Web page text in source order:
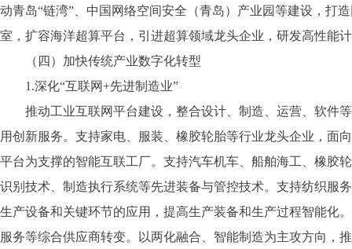
动青岛“链湾”、中国网络空间安全（青岛）产业园等建设，打
室，扩容海洋超算平台，引进超算领域龙头企业，研发高性能
（四）加快传统产业数字化转型
1.深化“互联网+先进制造业”
推动工业互联网平台建设，整合设计、制造、运营、软件等
用创新服务。支持家电、服装、橡胶轮胎等行业龙头企业，面
平台为支撑的智能互联工厂。支持汽车机车、船舶海工、橡胶
识别技术、制造执行系统等先进装备与管控技术。支持纺织服
生产设备和关键环节的应用，提高生产装备和生产过程智能化
服务等综合供应商转变。以两化融合、智能制造为主攻方向，